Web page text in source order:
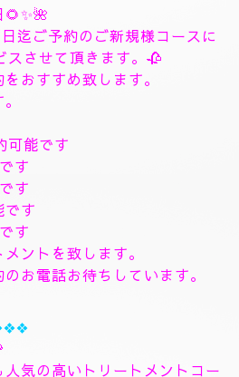
ジュトリートメント致しま
ジパックよむぎ蒸しトリート
サージパック、ソルトトリー
足つぼリフレクソロジージャ
ートメントコース
🌻✨🌺
迄ご予約のご新規様コースに
おすすめ致します。